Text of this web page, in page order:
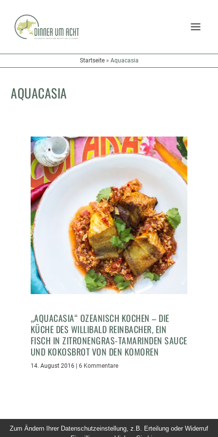
Startseite» Aquacasia
AQUACASIA
„AQUACASIA“ OZEANISCH KOCHEN – DIE
KÜCHE DES WILLIBALD REINBACHER, EIN
FISCH IN ZITRONENGRAS-TAMARINDEN SAUCE
UND KOKOSBROT VON DEN KOMOREN
14. August 2016 | 6 Kommentare
Zum Ändern Ihrer Datenschutzeinstellung, z.B. Erteilung oder Widerruf